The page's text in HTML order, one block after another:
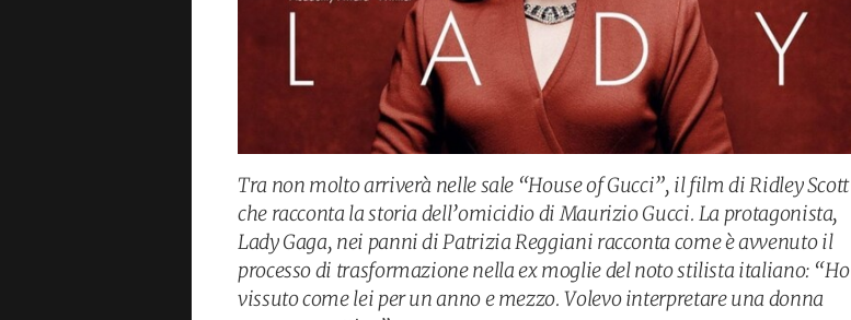
Tra non molto arriverà nelle sale “House of Gucci”, il film di Ridley Scott
che racconta la storia dell’omicidio di Maurizio Gucci. La protagonista,
Lady Gaga, nei panni di Patrizia Reggiani racconta come è avvenuto il
processo di trasformazione nella ex moglie del noto stilista italiano: “Ho
vissuto come lei per un anno e mezzo. Volevo interpretare una donna